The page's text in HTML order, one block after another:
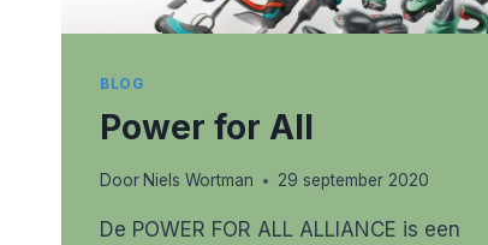
BLOG
Power for All
Door Niels Wortman 29 september 2020
De POWER FOR ALL ALLIANCE is een